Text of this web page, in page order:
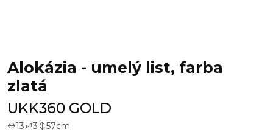
Alokázia - umelý list, farba
zlatá
UKK360 GOLD
13 3 57cm